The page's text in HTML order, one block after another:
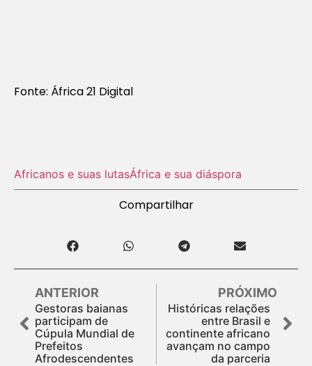
Fonte: África 21 Digital
Africanos e suas lutasÁfrica e sua diáspora
Compartilhar
ANTERIOR
Gestoras baianas
participam de
Cúpula Mundial de
Prefeitos
Afrodescendentes
PRÓXIMO
Históricas relações
entre Brasil e
continente africano
avançam no campo
da parceria